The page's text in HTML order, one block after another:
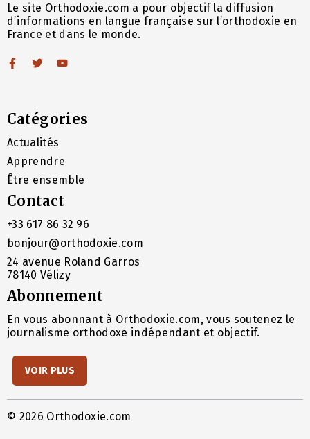
Le site Orthodoxie.com a pour objectif la diffusion
d’informations en langue française sur l’orthodoxie en
France et dans le monde.
Catégories
Actualités
Apprendre
Être ensemble
Contact
+33 617 86 32 96
bonjour@orthodoxie.com
24 avenue Roland Garros
78140 Vélizy
Abonnement
En vous abonnant à Orthodoxie.com, vous soutenez le
journalisme orthodoxe indépendant et objectif.
VOIR PLUS
© 2026 Orthodoxie.com